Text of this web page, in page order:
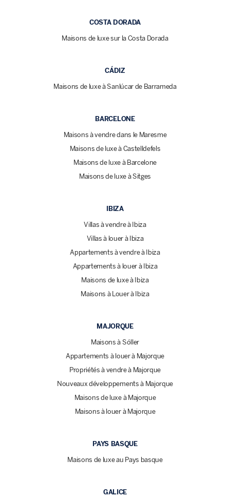
COSTA DORADA
Maisons de luxe sur la Costa Dorada
CÁDIZ
Maisons de luxe à Sanlúcar de Barrameda
BARCELONE
Maisons à vendre dans le Maresme
Maisons de luxe à Castelldefels
Maisons de luxe à Barcelone
Maisons de luxe à Sitges
IBIZA
Villas à vendre à Ibiza
Villas à louer à Ibiza
Appartements à vendre à Ibiza
Appartements à louer à Ibiza
Maisons de luxe à Ibiza
Maisons à Louer à Ibiza
MAJORQUE
Maisons à Sóller
Appartements à louer à Majorque
Propriétés à vendre à Majorque
Nouveaux développements à Majorque
Maisons de luxe à Majorque
Maisons à louer à Majorque
PAYS BASQUE
Maisons de luxe au Pays basque
GALICE